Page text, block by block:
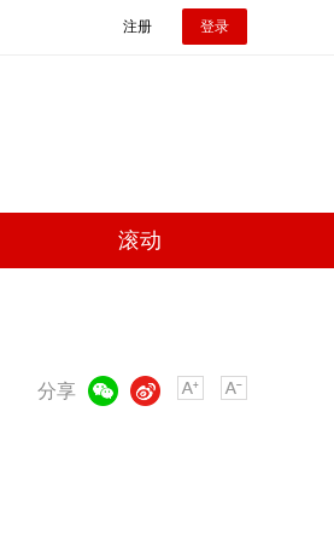
注册 登录
滚动
分享
微博